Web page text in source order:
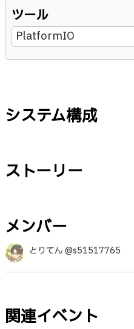
ツール
PlatformIO
システム構成
ストーリー
メンバー
とりてん @s51517765
関連イベント